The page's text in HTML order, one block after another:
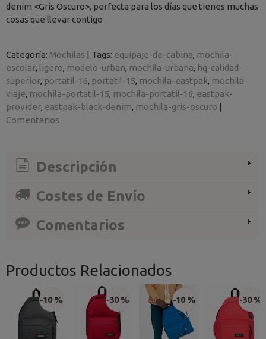
denim <Gris Oscuro>, perfecta para los días que tienes muchas
cosas que llevar contigo
Categoría: Mochilas | Tags: equipaje-de-cabina mochila-
escolar
ligero modelo-urban mochila-urbana hq-calidad-
superior portatil-16 portatil-15 mochila-eastpak mochila-
viaje mochila-portatil-15 mochila-portatil-16 eastpak-
provider eastpak-black-denim mochila-gris-oscuro |
Comentarios
Descripción
Costes de Envío
Comentarios
Productos Relacionados
-10 % -30 % -10 % -30 %